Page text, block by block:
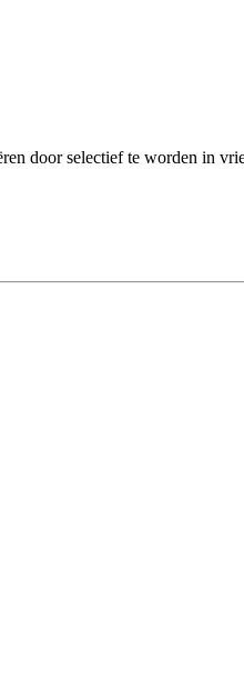
door selectief te worden in